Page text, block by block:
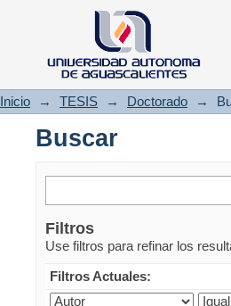
Buscar
Inicio → TESIS → Doctorado →
Buscar
Filtros
Use filtros para refinar los
Filtros Actuales: